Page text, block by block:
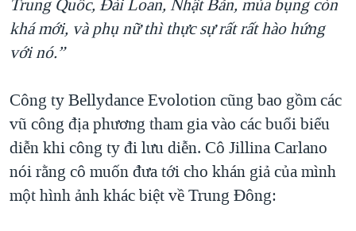
Trung Quốc, Đài Loan, Nhật Bản, múa bụng còn
khá mới, và phụ nữ thì thực sự rất rất hào hứng
với nó.”
Công ty Bellydance Evolotion cũng bao gồm các
vũ công địa phương tham gia vào các buổi biểu
diễn khi công ty đi lưu diễn. Cô Jillina Carlano
nói rằng cô muốn đưa tới cho khán giả của mình
một hình ảnh khác biệt về Trung Đông: